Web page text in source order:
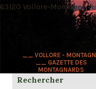
__ VOLLORE -
__ GAZETTE DES
MONTAGNARDS
63120 Vollore-Montagne ·
Rechercher